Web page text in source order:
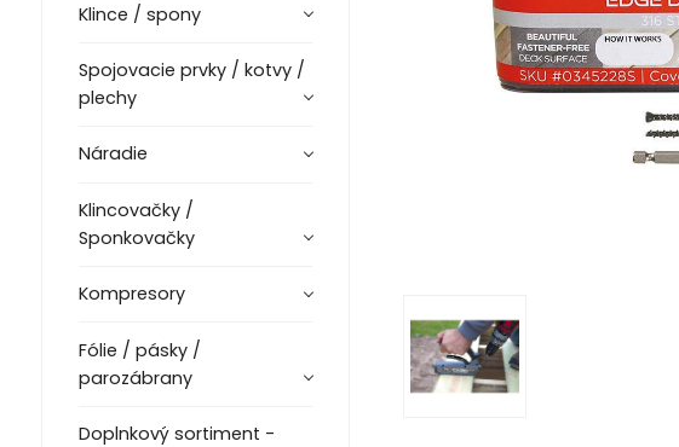
Klince / spony
Spojovacie prvky / kotvy /
plechy
Náradie
Klincovačky /
Sponkovačky
Kompresory
Fólie / pásky /
parozábrany
Doplnkový sortiment -